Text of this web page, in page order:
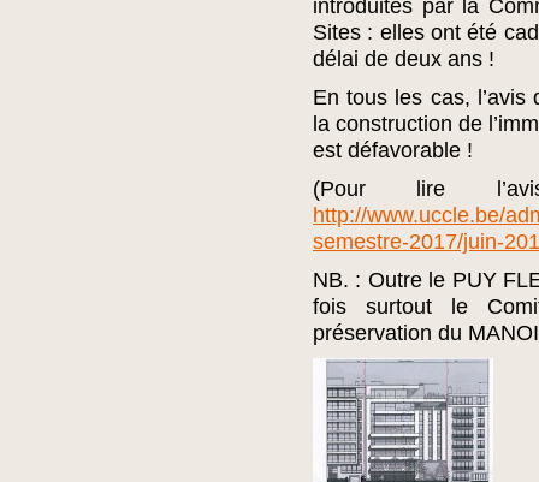
introduites par la
Sites : elles ont été
délai de deux ans !
En tous les cas,
la construction de
est défavorable !
(Pour lire
http://www.uccle.be/
semestre-2017/juin-
NB. : Outre le PUY
fois surtout le
préservation du